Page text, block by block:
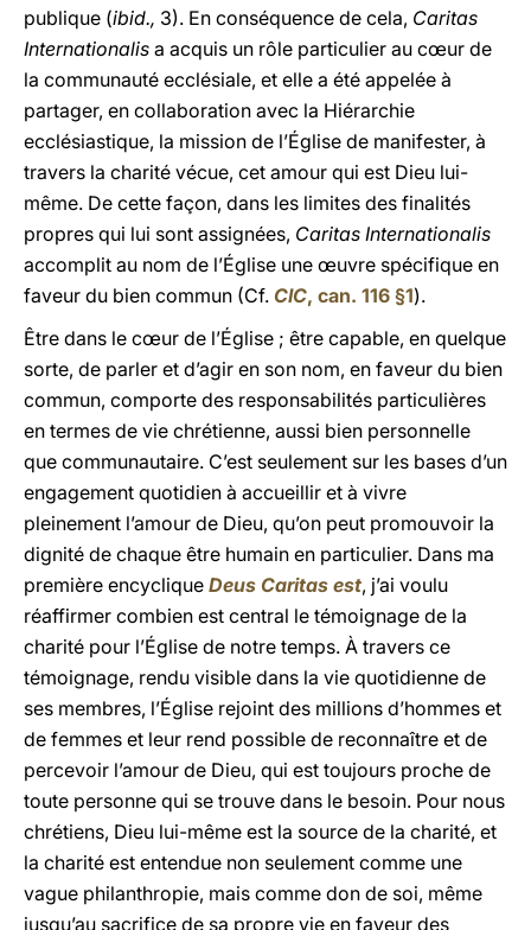
publique (ibid., 3). En conséquence de cela, Caritas
Internationalis a acquis un rôle particulier au cœur de
la communauté ecclésiale, et elle a été appelée à
partager, en collaboration avec la Hiérarchie
ecclésiastique, la mission de l’Église de manifester, à
travers la charité vécue, cet amour qui est Dieu lui-
même. De cette façon, dans les limites des finalités
propres qui lui sont assignées, Caritas Internationalis
accomplit au nom de l’Église une œuvre spécifique en
faveur du bien commun (Cf. CIC, can. 116 §1).
Être dans le cœur de l’Église ; être capable, en quelque
sorte, de parler et d’agir en son nom, en faveur du bien
commun, comporte des responsabilités particulières
en termes de vie chrétienne, aussi bien personnelle
que communautaire. C’est seulement sur les bases d’un
engagement quotidien à accueillir et à vivre
pleinement l’amour de Dieu, qu’on peut promouvoir la
dignité de chaque être humain en particulier. Dans ma
première encyclique Deus Caritas est, j’ai voulu
réaffirmer combien est central le témoignage de la
charité pour l’Église de notre temps. À travers ce
témoignage, rendu visible dans la vie quotidienne de
ses membres, l’Église rejoint des millions d’hommes et
de femmes et leur rend possible de reconnaître et de
percevoir l’amour de Dieu, qui est toujours proche de
toute personne qui se trouve dans le besoin. Pour nous
chrétiens, Dieu lui-même est la source de la charité, et
la charité est entendue non seulement comme une
vague philanthropie, mais comme don de soi, même
jusqu’au sacrifice de sa propre vie en faveur des